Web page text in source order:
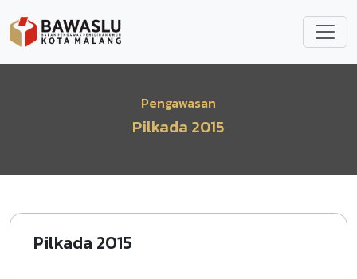
Pengawasan
Pilkada 2015
Pilkada 2015